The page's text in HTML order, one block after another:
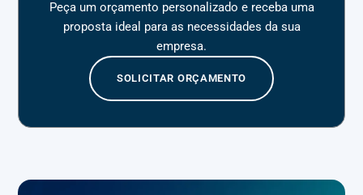
Peça um orçamento personalizado e receba uma
proposta ideal para as necessidades da sua
empresa.
SOLICITAR ORÇAMENTO